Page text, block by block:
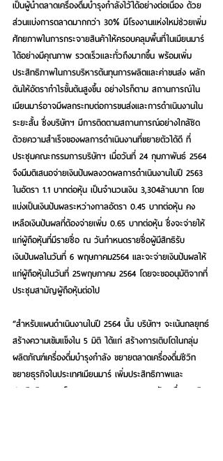
เป็นผู้นำตลาดเครื่องดื่มบำรุงกำลังไว้ได้อย่างต่อเนื่อง ด้วย
ส่วนแบ่งการตลาดมากกว่า 30% มีโรงงานแห่งใหม่ช่วยเพิ่ม
ศักยภาพในการกระจายสินค้าให้ครอบคลุมพื้นที่ในเมียนมาร์
ได้อย่างมีคุณภาพ รวดเร็วและทั่วถึงมากขึ้น พร้อมเพิ่ม
ประสิทธิภาพในการบริหารต้นทุนการผลิตและค่าขนส่ง ผลัก
ดันให้อัตรากำไรขั้นต้นสูงขึ้น อย่างไรก็ตาม สถานการณ์ใน
เมียนมาร์อาจมีผลกระทบต่อการขนส่งและการดำเนินงานใน
ระยะสั้น ซึ่งบริษัทฯ มีการติดตามสถานการณ์อย่างใกล้ชิด
ด้วยความสำเร็จของผลการดำเนินงานที่ขยายตัวได้ดี ที่
ประชุมคณะกรรมการบริษัทฯ เมื่อวันที่ 24 กุมภาพันธ์ 2564
จึงมีมติเสนอจ่ายเงินปันผลงวดผลการดำเนินงานในปี 2563
ในอัตรา 1.1 บาทต่อหุ้น เป็นจำนวนเงิน 3,304ล้านบาท โดย
แบ่งเป็นเงินปันผลระหว่างกาลอัตรา 0.45 บาทต่อหุ้น คง
เหลือเงินปันผลที่ต้องจ่ายเพิ่ม 0.65 บาทต่อหุ้น ซึ่งจะจ่ายให้
แก่ผู้ถือหุ้นที่มีรายชื่อ ณ วันกำหนดรายชื่อผู้มีสิทธิรับ
เงินปันผลในวันที่ 6 พฤษภาคม2564 และจะจ่ายเงินปันผลให้
แก่ผู้ถือหุ้นในวันที่ 25พฤษภาคม 2564 โดยจะขออนุมัติจากที่
ประชุมสามัญผู้ถือหุ้นต่อไป
“สำหรับแผนดำเนินงานในปี 2564 นั้น บริษัทฯ จะเน้นกลยุทธ์
สร้างความเข้มแข็งใน 5 มิติ ได้แก่ สร้างการเติบโตในกลุ่ม
ผลิตภัณฑ์เครื่องดื่มบำรุงกำลัง ขยายตลาดเครื่องดื่มซีวิท
ขยายธุรกิจในประเทศเมียนมาร์ เพิ่มประสิทธิภาพและ
ประสิทธิผลของโครงการ Fit Fast Firm และขับเคลื่อนธุรกิจ